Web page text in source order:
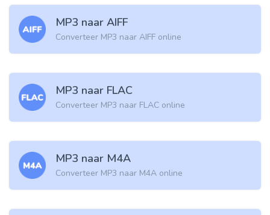
MP3 naar AIFF
Converteer MP3 naar AIFF online
MP3 naar FLAC
Converteer MP3 naar FLAC online
MP3 naar M4A
Converteer MP3 naar M4A online